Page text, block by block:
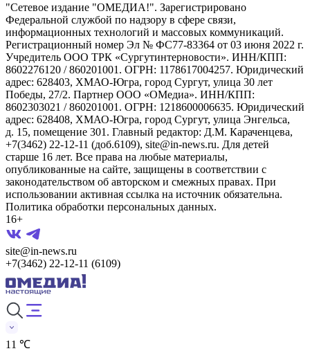
"Сетевое издание "ОМЕДИА!". Зарегистрировано
Федеральной службой по надзору в сфере связи,
информационных технологий и массовых коммуникаций.
Регистрационный номер Эл № ФС77-83364 от 03 июня 2022 г.
Учредитель ООО ТРК «Сургутинтерновости». ИНН/КПП:
8602276120 / 860201001. ОГРН: 1178617004257. Юридический
адрес: 628403, ХМАО-Югра, город Сургут, улица 30 лет
Победы, 27/2. Партнер ООО «ОМедиа». ИНН/КПП:
8602303021 / 860201001. ОГРН: 1218600006635. Юридический
адрес: 628408, ХМАО-Югра, город Сургут, улица Энгельса,
д. 15, помещение 301. Главный редактор: Д.М. Караченцева,
+7(3462) 22-12-11 (доб.6109), site@in-news.ru. Для детей
старше 16 лет. Все права на любые материалы,
опубликованные на сайте, защищены в соответствии с
законодательством об авторском и смежных правах. При
использовании активная ссылка на источник обязательна.
Политика обработки персональных данных.
16+
site@in-news.ru
+7(3462) 22-12-11 (6109)
11 ℃